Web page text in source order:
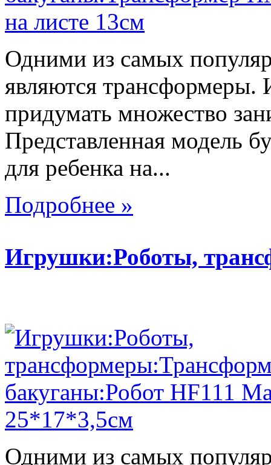
Одними из самых
являются
придумать множество
Представленная модель
для ребенка на...
Подробнее »
Игрушки:Роботы,
Одними из самых